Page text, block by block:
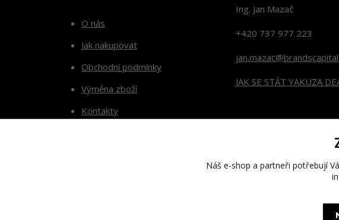
O nás
Jak nakupovat
Obchodní podmínky
Výměna zboží
Kontakty
Ing. Jan Mazač
+420 737 977 223
JAK SE STÁT YAKUZA
Náš e-shop a partneři potřebují